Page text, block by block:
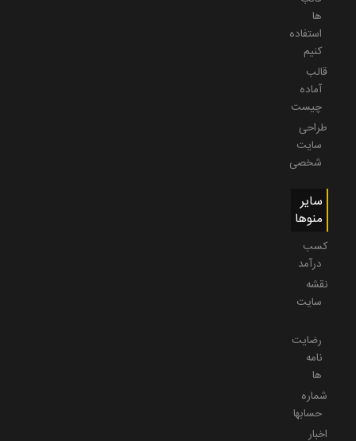
ها
استفاده
کنیم
قالب
آماده
چیست
طراحی
سایت
شخصی
سایر
منوها
کسب
درآمد
نقشه
سایت
رضایت
نامه
ها
شماره
حسابها
اخبار